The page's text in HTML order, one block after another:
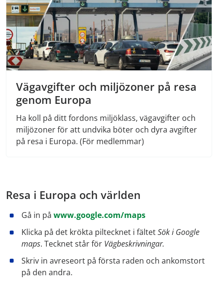
Vägavgifter och miljözoner på resa
genom Europa
Ha koll på ditt fordons miljöklass, vägavgifter och
miljözoner för att undvika böter och dyra avgifter
på resa i Europa. (För medlemmar)
Resa i Europa och världen
Gå in på www.google.com/maps
Klicka på det krökta piltecknet i fältetSök i Google
maps. Tecknet står för Vägbeskrivningar.
Skriv in avreseort på första raden och ankomstort
på den andra.